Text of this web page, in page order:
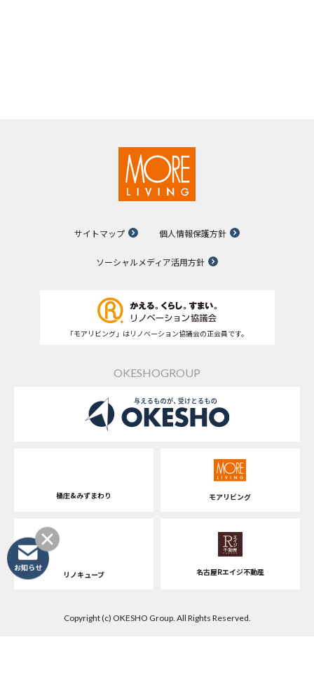
サイトマップ 個人情報保護方針
ソーシャルメディア活用方針
「モアリビング」はリノベーション協議会の正会員です。
OKESHOGROUP
桶庄&みずまわり モアリビング
リノキューブ 名古屋Rエイジ不動産
Copyright (c) OKESHO Group. All Rights Reserved.
お知らせ